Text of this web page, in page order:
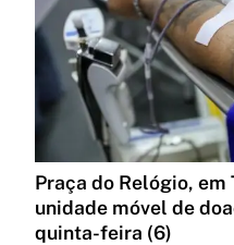
Praça do Relógio,
unidade móvel de
quinta-feira (6)